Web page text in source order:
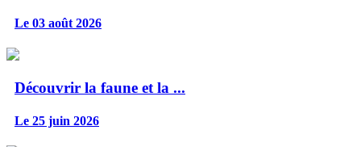
Le 03 août 2026
Découvrir la faune et la ...
Le 25 juin 2026